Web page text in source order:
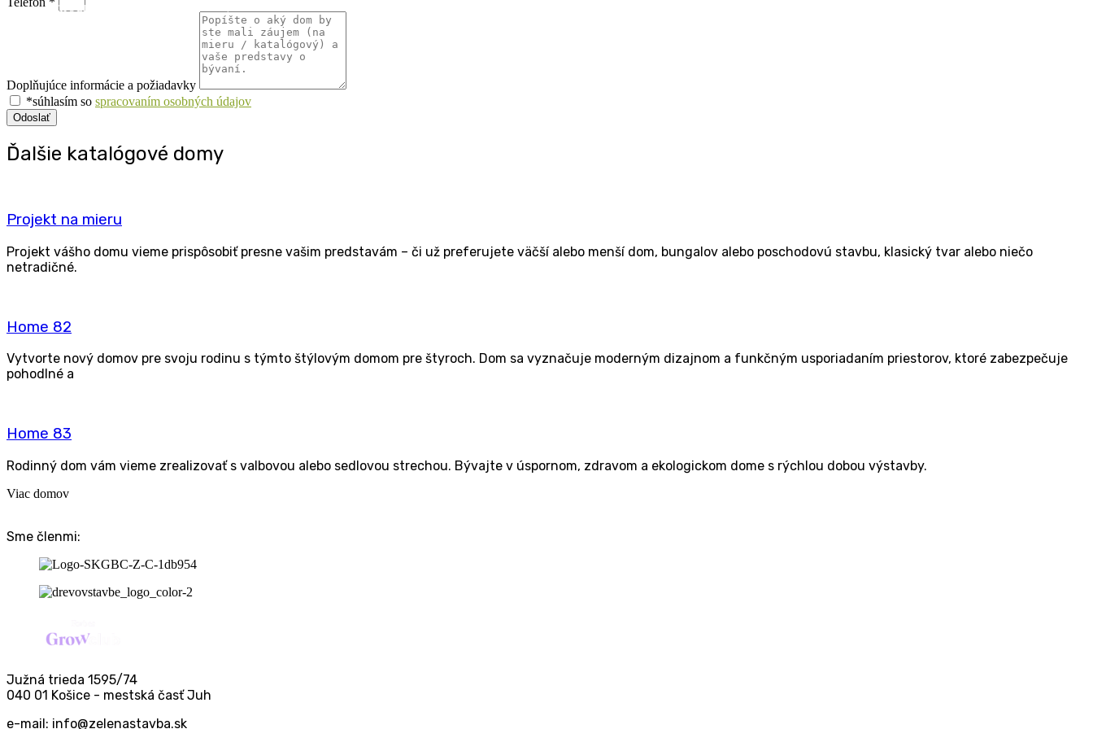
Prírodné materiály bez škodlivých emisií
Doplňujúce informácie a požiadavky
*súhlasím so spracovaním osobných údajov
Odoslať
Ďalšie katalógové domy
Pro­jekt na mieru
Pro­jekt vášho domu vie­me prispô­so­biť pres­ne vašim pred­sta­vám – či už pre­fe­ru­je­te väč­ší ale­bo men­ší dom, bun­ga­lov ale­bo poscho­do­vú stav­bu, kla­sic­ký tvar ale­bo nie­čo
netradičné.
Home 82
Vytvor­te nový domov pre svo­ju rodi­nu s tým­to štý­lo­vým domom pre šty­roch. Dom sa vyzna­ču­je moder­ným diza­j­nom a funkč­ným uspo­ri­a­da­ním pries­to­rov, kto­ré zabez­pe­ču­je
poho­dl­né a
Home 83
Rodin­ný dom vám vie­me zre­a­li­zo­vať s val­bo­vou ale­bo sed­lo­vou stre­chou. Bývaj­te v úspor­nom, zdra­vom a eko­lo­gic­kom dome s rýchlou dobou výstavby.
Viac domov
Sme členmi:
Južná trieda 1595/74
040 01 Košice - mestská časť Juh
e-mail: info@zelenastavba.sk